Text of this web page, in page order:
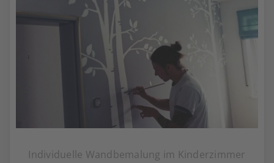
Individuelle Wandbemalung im Kinderzimmer